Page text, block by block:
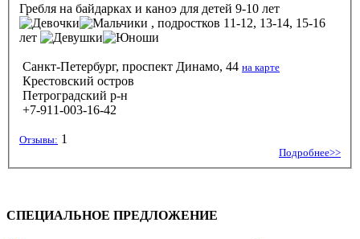
Гребля на байдарках и каноэ для детей 9-10 лет
, подростков 11-12, 13-14, 15-16
лет
Санкт-Петербург, проспект Динамо, 44 на карте
Крестовский остров
Петроградский р-н
+7-911-003-16-42
Отзывы: 1
Подробнее>>
СПЕЦИАЛЬНОЕ ПРЕДЛОЖЕНИЕ